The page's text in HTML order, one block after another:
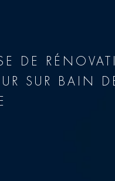
DE
SUR BAIN